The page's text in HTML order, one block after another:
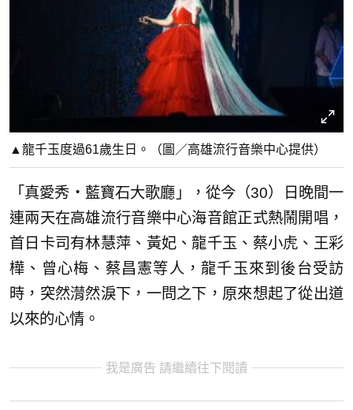
▲龍千玉度過61歲生日。（圖／高雄流行音樂中心提供）
「真愛秀・藍寶石大歌廳」，從今（30）日晚間一
連兩天在高雄流行音樂中心海音館正式熱鬧開唱，
首日卡司有林慧萍、黃妃、龍千玉、蔡小虎、王彩
樺、曾心梅、蔡昌憲等人，龍千玉來到後台受訪
時，突然潸然淚下，一問之下，原來想起了從出道
以來的心情。
我是廣告 請繼續往下閱讀